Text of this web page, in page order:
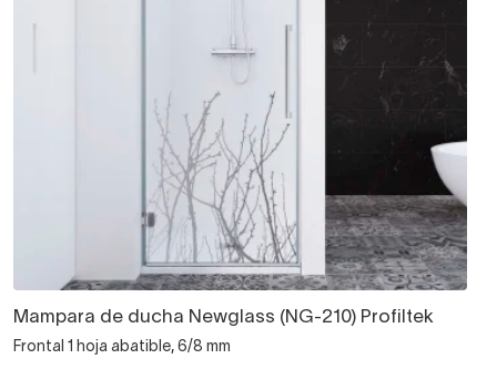
Mampara de ducha Newglass (NG-210) Profiltek
Frontal 1 hoja abatible, 6/8 mm